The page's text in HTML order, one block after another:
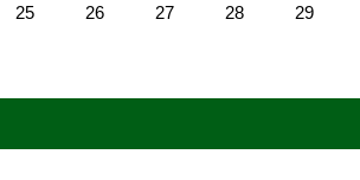
25 26 27 28
29